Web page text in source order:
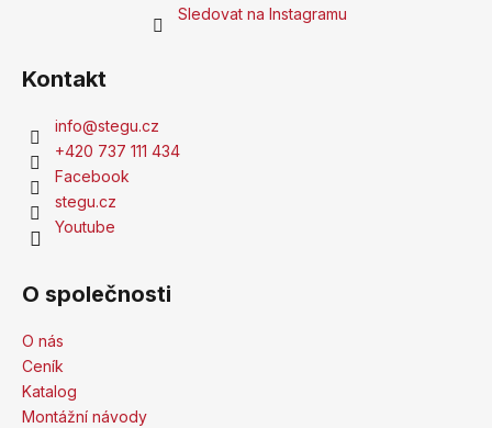
Sledovat na Instagramu
Kontakt
info@stegu.cz
+420 737 111 434
Facebook
stegu.cz
Youtube
O společnosti
O nás
Ceník
Katalog
Montážní návody